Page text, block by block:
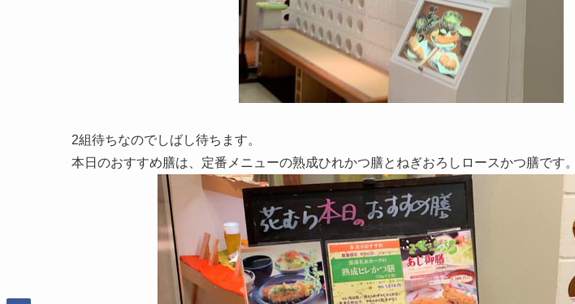
2組待ちなのでしばし待ちます。
本日のおすすめ膳は、定番メニューの熟成ひれかつ膳とねぎおろしロースかつ膳です。